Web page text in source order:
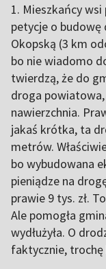
1. Mieszkańcy
petycje o budowę
Okopską (3 km
bo nie wiadomo
twierdzą, że do
droga powiatowa,
nawierzchnia.
jakaś krótka, ta
metrów.
bo wybudowana
pieniądze na
prawie 9 tys. zł.
Ale pomogła
wydłużyła. O
faktycznie,